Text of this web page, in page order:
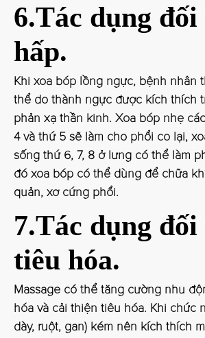
6.Tác dụng
hấp.
Khi xoa bóp lồng ngực, bệnh nhân
thể do thành ngực được kích thích
phản xạ thần kinh. Xoa bóp nhẹ
4 và thứ 5 sẽ làm cho phổi co lại,
sống thứ 6, 7, 8 ở lưng có thể làm
đó xoa bóp có thể dùng để chữa
quản, xơ cứng phổi.
7.Tác dụng
tiêu hóa.
Massage có thể tăng cường nhu
hóa và cải thiện tiêu hóa. Khi chức
dày, ruột, gan) kém nên kích thích